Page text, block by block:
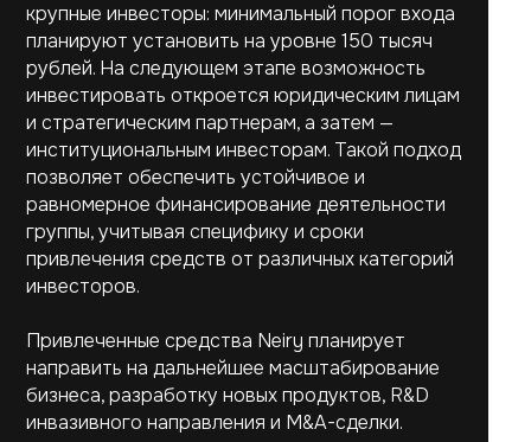
крупные инвесторы: минимальный порог входа
планируют установить на уровне 150 тысяч
рублей. На следующем этапе возможность
инвестировать откроется юридическим лицам
и стратегическим партнерам, а затем —
институциональным инвесторам. Такой подход
позволяет обеспечить устойчивое и
равномерное финансирование деятельности
группы, учитывая специфику и сроки
привлечения средств от различных категорий
инвесторов.
Привлеченные средства Neiry планирует
направить на дальнейшее масштабирование
бизнеса, разработку новых продуктов, R&D
инвазивного направления и M&A-сделки.